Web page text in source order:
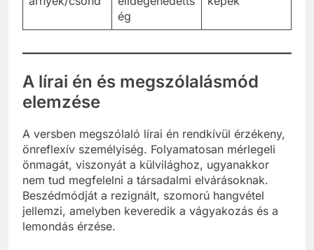
ég
A lírai én és megszólalásmód
elemzése
A versben megszólaló lírai én rendkívül érzékeny,
önreflexív személyiség. Folyamatosan mérlegeli
önmagát, viszonyát a külvilághoz, ugyanakkor
nem tud megfelelni a társadalmi elvárásoknak.
Beszédmódját a rezignált, szomorú hangvétel
jellemzi, amelyben keveredik a vágyakozás és a
lemondás érzése.